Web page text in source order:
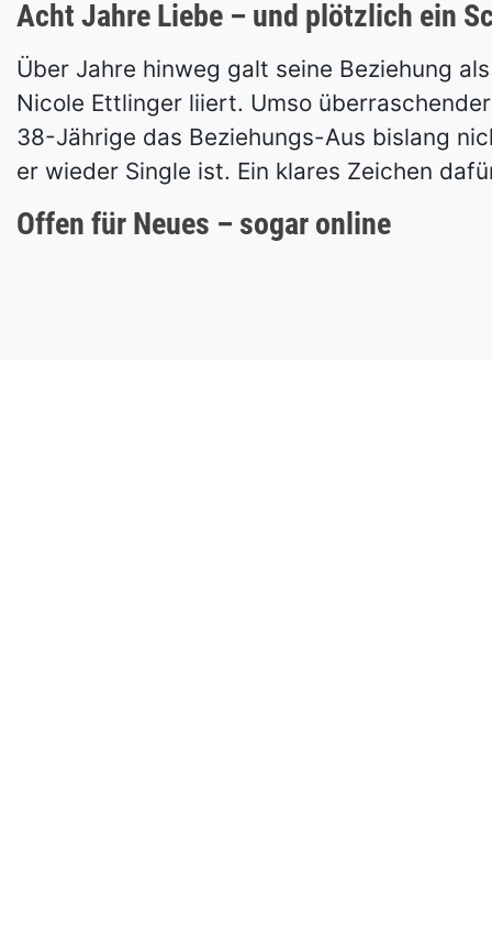
Acht Jahre Liebe – und plötzlich ein
Über Jahre hinweg galt seine Beziehung
Nicole Ettlinger liiert. Umso
38-Jährige das Beziehungs-Aus bislang
er wieder Single ist. Ein klares Zeichen
Offen für Neues – sogar online